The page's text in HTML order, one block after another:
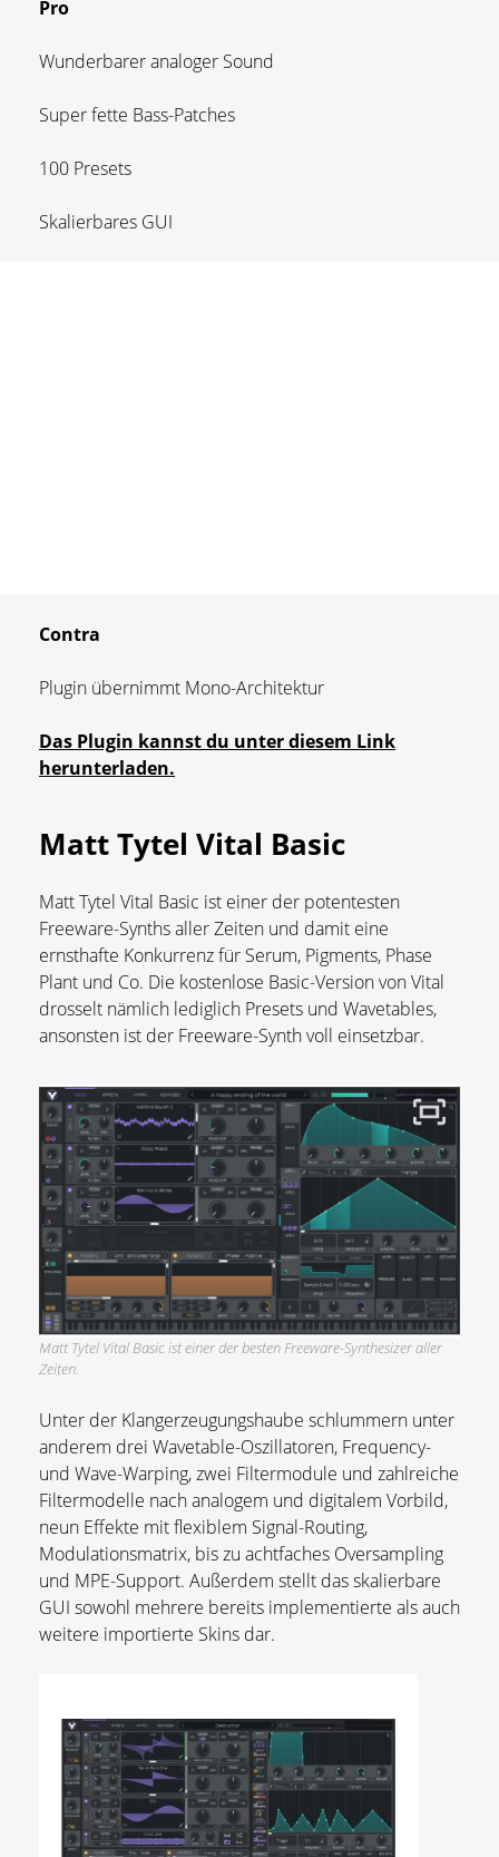
Pro
Wunderbarer analoger Sound
Super fette Bass-Patches
100 Presets
Skalierbares GUI
Contra
Plugin übernimmt Mono-Architektur
Das Plugin kannst du unter diesem Link
herunterladen.
Matt Tytel Vital Basic
Matt Tytel Vital Basic ist einer der potentesten
Freeware-Synths aller Zeiten und damit eine
ernsthafte Konkurrenz für Serum, Pigments, Phase
Plant und Co. Die kostenlose Basic-Version von Vital
drosselt nämlich lediglich Presets und Wavetables,
ansonsten ist der Freeware-Synth voll einsetzbar.
Matt Tytel Vital Basic ist einer der besten Freeware-Synthesizer aller
Zeiten.
Unter der Klangerzeugungshaube schlummern unter
anderem drei Wavetable-Oszillatoren, Frequency-
und Wave-Warping, zwei Filtermodule und zahlreiche
Filtermodelle nach analogem und digitalem Vorbild,
neun Effekte mit flexiblem Signal-Routing,
Modulationsmatrix, bis zu achtfaches Oversampling
und MPE-Support. Außerdem stellt das skalierbare
GUI sowohl mehrere bereits implementierte als auch
weitere importierte Skins dar.